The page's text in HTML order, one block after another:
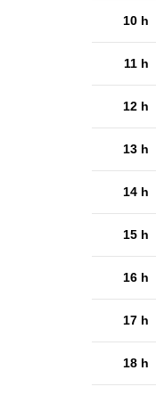
10 h
11 h
12 h
13 h
14 h
15 h
16 h
17 h
18 h